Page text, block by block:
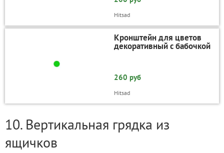
Hitsad
Кронштейн для цветов
декоративный с бабочкой
260 руб
Hitsad
10. Вертикальная грядка из
ящичков